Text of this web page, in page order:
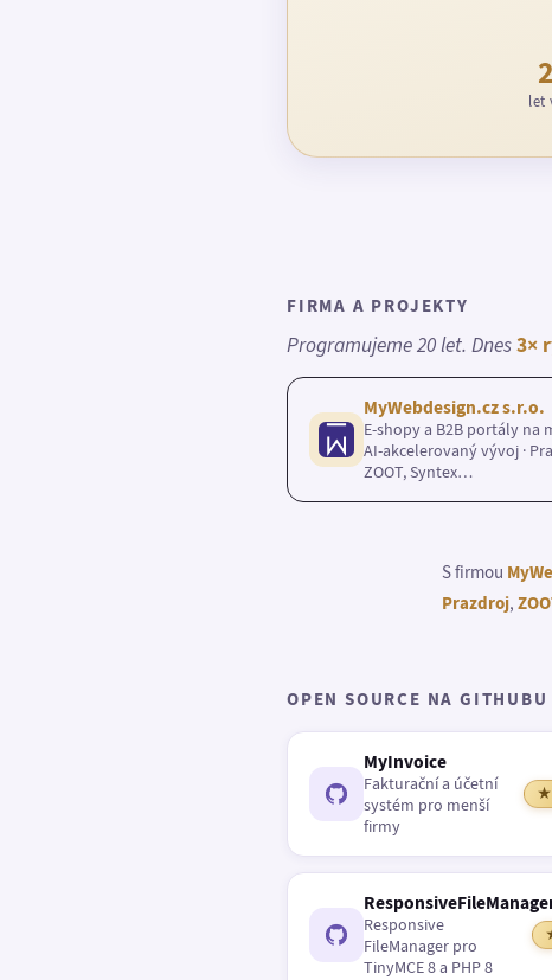
let
FIRMA A PROJEKTY
Programujeme 20 let. Dnes3×
MyWebdesign.cz s.r.o.
E-shopy a B2B portály na
AI-akcelerovaný vývoj ·
ZOOT, Syntex…
S firmou
Prazdroj,
OPEN SOURCE NA GITHUBU
MyInvoice
Fakturační a účetní
systém pro menší
firmy
★
Responsive
FileManager pro
TinyMCE 8 a PHP 8